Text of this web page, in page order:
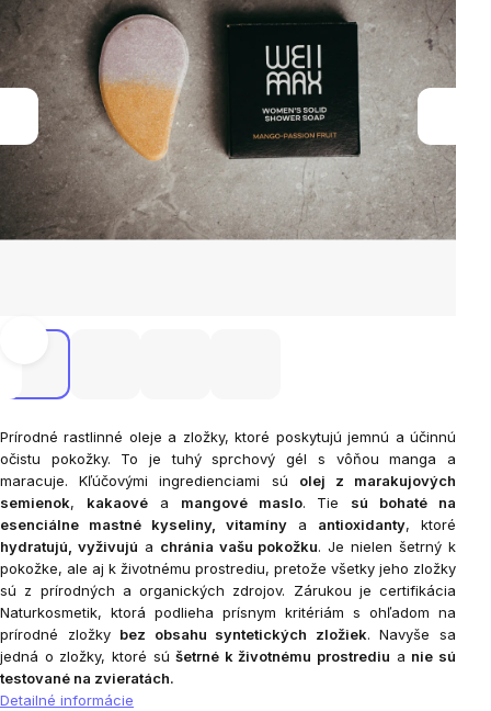
Prírodné rastlinné oleje a zložky, ktoré poskytujú jemnú a účinnú
očistu pokožky. To je tuhý sprchový gél s vôňou manga a
maracuje. Kľúčovými ingredienciami sú
olej z marakujových
semienok, kakaové a mangové maslo. Tie
sú bohaté na
esenciálne mastné kyseliny, vitamíny
a antioxidanty, ktoré
hydratujú, vyživujú a chránia vašu pokožku. Je nielen šetrný k
pokožke, ale aj k životnému prostrediu, pretože všetky jeho zložky
sú z prírodných a organických zdrojov. Zárukou je certifikácia
Naturkosmetik, ktorá podlieha prísnym kritériám s ohľadom na
prírodné zložky bez obsahu syntetických zložiek. Navyše sa
jedná o zložky, ktoré súšetrné k životnému prostrediu a nie sú
testované na zvieratách.
Detailné informácie